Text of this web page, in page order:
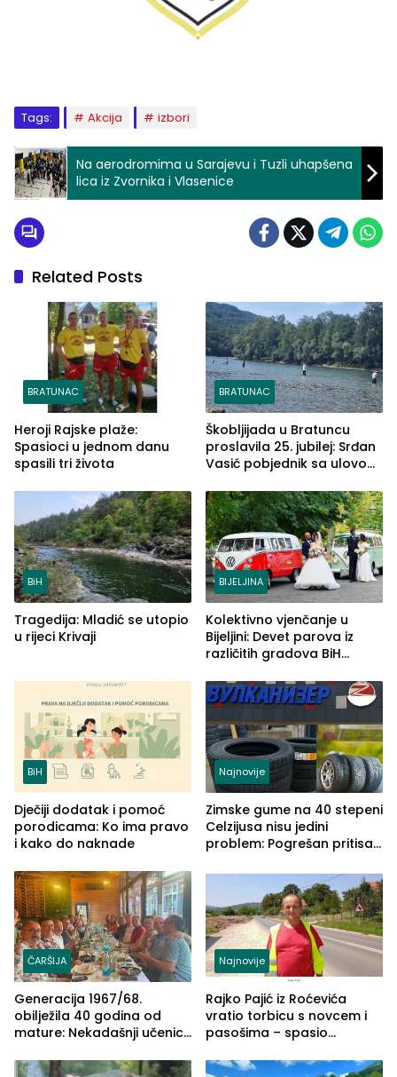
Tags: Akcija izbori
Na aerodromima u Sarajevu i Tuzli uhapšena
lica iz Zvornika i Vlasenice
Related Posts
BRATUNAC
Heroji Rajske plaže:
Spasioci u jednom danu
spasili tri života
BRATUNAC
Škobljijada u Bratuncu
proslavila 25. jubilej: Srđan
Vasić pobjednik sa ulovom
BiH
Tragedija: Mladić se utopio
u rijeci Krivaji
BIJELJINA
Kolektivno vjenčanje u
Bijeljini: Devet parova iz
različitih gradova BiH
BiH
Dječiji dodatak i pomoć
porodicama: Ko ima pravo
i kako do naknade
Najnovije
Zimske gume na 40 stepeni
Celzijusa nisu jedini
problem: Pogrešan pritisak
ČARŠIJA
Generacija 1967/68.
obilježila 40 godina od
mature: Nekadašnji učenici
(FOTO)
Najnovije
Rajko Pajić iz Roćevića
vratio torbicu s novcem i
pasošima – spasio
Grčkoj